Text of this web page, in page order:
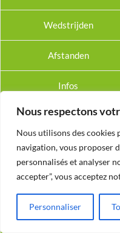
Nous respectons
Nous utilisons des
navigation, vous proposer
personnalisés et analyser
accepter”, vous acceptez
Personnaliser